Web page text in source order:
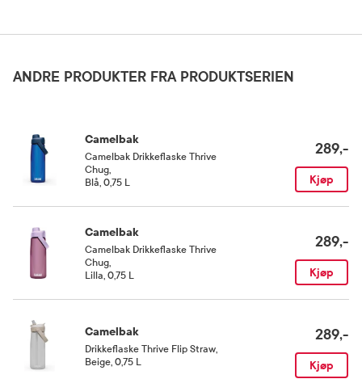
ANDRE PRODUKTER FRA PRODUKTSERIEN
Camelbak
Camelbak Drikkeflaske Thrive
Chug
Blå, 0,75 L
289,-
Kjøp
Camelbak
Camelbak Drikkeflaske Thrive
Chug
Lilla, 0,75 L
289,-
Kjøp
Camelbak
Drikkeflaske Thrive Flip Straw
Beige, 0,75 L
289,-
Kjøp